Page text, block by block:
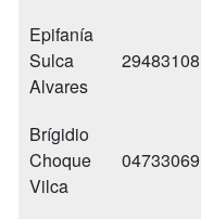
Epifanía
Sulca
Alvares
29483108
Brígidio
Choque
Vilca
04733069